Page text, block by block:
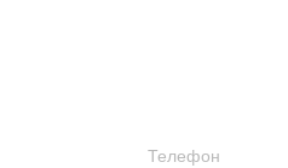
Телефон